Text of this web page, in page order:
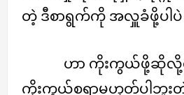
တဲ့ ဒီစာရွက်ကို အလှူခံဖို့ပါပဲ
ဟာ ကိုးကွယ်ဖို့ဆိုလို့ရှိရ
ကိုးကွယ်စရာမဟုတ်ပါဘူး